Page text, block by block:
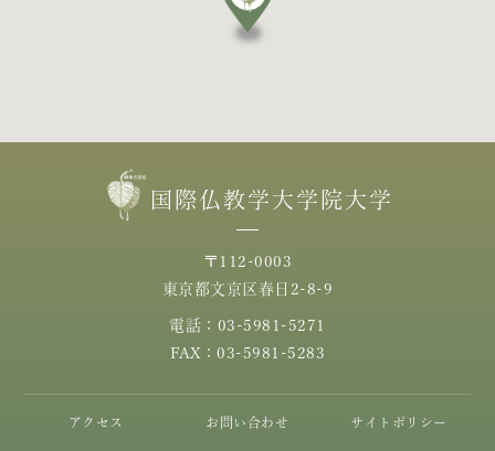
国際仏教学大学院大学
〒112-0003
東京都文京区春日2-8-9
電話：03-5981-5271
FAX：03-5981-5283
アクセス お問い合わせ サイトポリシー